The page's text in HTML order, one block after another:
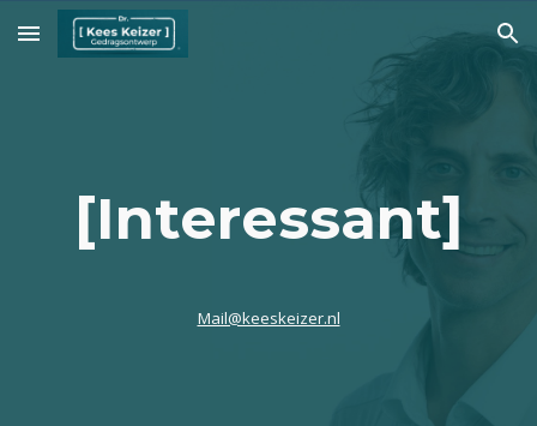
Skip to main content Skip to navigation
[Interessant]
Mail@keeskeizer.nl